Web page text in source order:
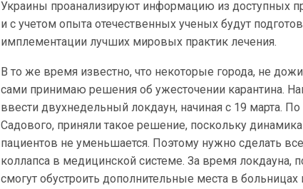
Украины проанализируют информацию из доступных
и с учетом опыта отечественных ученых будут
имплементации лучших мировых практик лечения.
В то же время известно, что некоторые города, не
сами принимаю решения об ужесточении карантина.
ввести двухнедельный локдаун, начиная с 19 марта.
Садового, приняли такое решение, поскольку
пациентов не уменьшается. Поэтому нужно сделать
коллапса в медицинской системе. За время локдауна,
смогут обустроить дополнительные места в больницах